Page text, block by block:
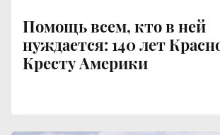
Помощь всем, кто в ней
нуждается: 140 лет
Кресту Америки